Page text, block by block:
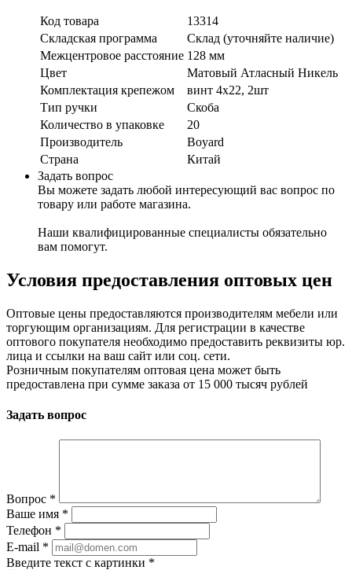
Код товара
13314
Складская программа
Склад (уточняйте наличие)
Межцентровое расстояние 128 мм
Цвет
Матовый Атласный Никель
Комплектация крепежом
винт 4х22, 2шт
Тип ручки
Скоба
Количество в упаковке
20
Производитель
Boyard
Страна
Китай
Задать вопрос
Вы можете задать любой интересующий вас вопрос по
товару или работе магазина.
Наши квалифицированные специалисты обязательно
вам помогут.
Условия предоставления оптовых цен
Оптовые цены предоставляются производителям мебели или
торгующим организациям. Для регистрации в качестве
оптового покупателя необходимо предоставить реквизиты юр.
лица и ссылки на ваш сайт или соц. сети.
Розничным покупателям оптовая цена может быть
предоставлена при сумме заказа от 15 000 тысяч рублей
Задать вопрос
Вопрос *
Ваше имя *
Телефон *
E-mail *
Введите текст с картинки *